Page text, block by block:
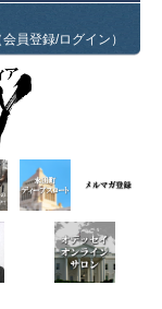
員登録/ログイン）